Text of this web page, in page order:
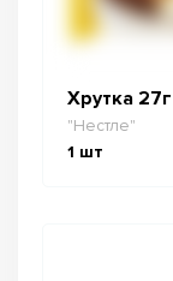
Хрутка 27г
"Нестле"
1 шт